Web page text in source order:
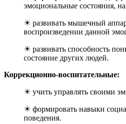
эмоциональные состояния,
☀ развивать мышечный
воспроизведении данной
☀ развивать способность
состояние других людей.
Коррекционно-воспитательные:
☀ учить управлять своими
☀ формировать навыки
поведения.